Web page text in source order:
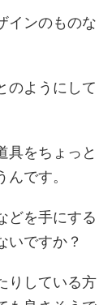
インのものな
のようにして
具をちょっと
です。
どを手にする
いですか？
りしている方